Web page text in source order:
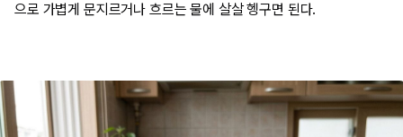
으로 가볍게 문지르거나 흐르는 물에 살살 헹구면 된다.